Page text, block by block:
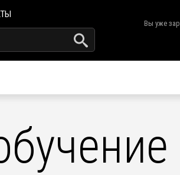
Вы уже